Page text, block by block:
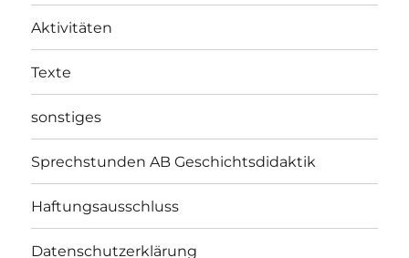
Aktivitäten
Texte
sonstiges
Sprechstunden AB Geschichtsdidaktik
Haftungsausschluss
Datenschutzerklärung